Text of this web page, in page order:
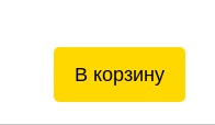
В корзину